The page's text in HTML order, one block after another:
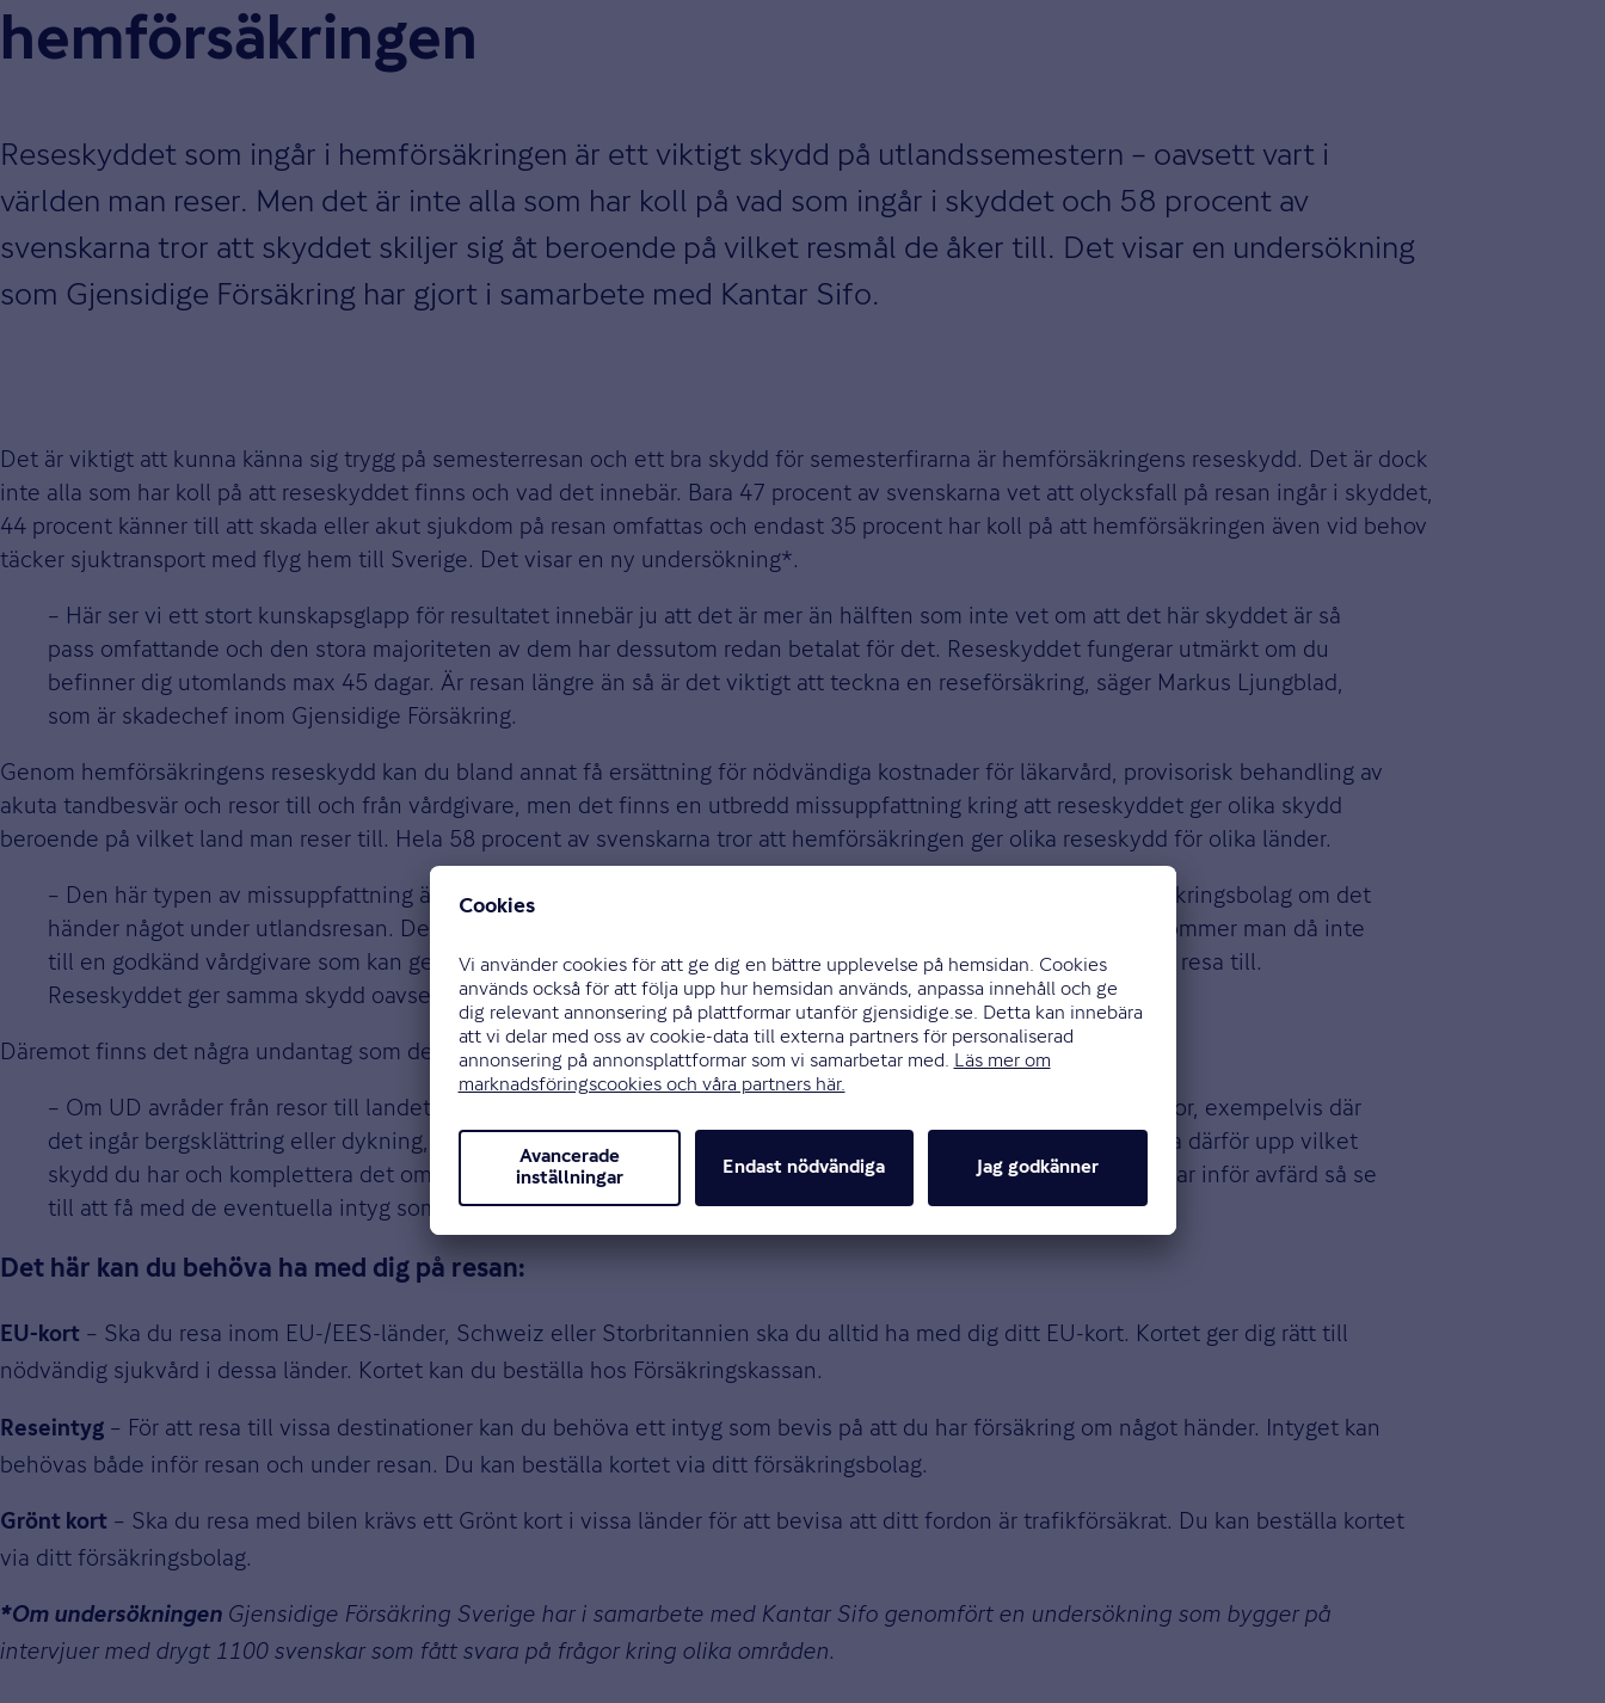
hemförsäkringen
Reseskyddet som ingår i hemförsäkringen är ett viktigt skydd på utlandssemestern – oavsett vart i
världen man reser. Men det är inte alla som har koll på vad som ingår i skyddet och 58 procent av
svenskarna tror att skyddet skiljer sig åt beroende på vilket resmål de åker till. Det visar en undersökning
som Gjensidige Försäkring har gjort i samarbete med Kantar Sifo.
Det är viktigt att kunna känna sig trygg på semesterresan och ett bra skydd för semesterfirarna är hemförsäkringens reseskydd. Det är dock
inte alla som har koll på att reseskyddet finns och vad det innebär. Bara 47 procent av svenskarna vet att olycksfall på resan ingår i skyddet,
44 procent känner till att skada eller akut sjukdom på resan omfattas och endast 35 procent har koll på att hemförsäkringen även vid behov
täcker sjuktransport med flyg hem till Sverige. Det visar en ny undersökning*.
– Här ser vi ett stort kunskapsglapp för resultatet innebär ju att det är mer än hälften som inte vet om att det här skyddet är så
pass omfattande och den stora majoriteten av dem har dessutom redan betalat för det. Reseskyddet fungerar utmärkt om du
befinner dig utomlands max 45 dagar. Är resan längre än så är det viktigt att teckna en reseförsäkring, säger Markus Ljungblad,
som är skadechef inom Gjensidige Försäkring.
Genom hemförsäkringens reseskydd kan du bland annat få ersättning för nödvändiga kostnader för läkarvård, provisorisk behandling av
akuta tandbesvär och resor till och från vårdgivare, men det finns en utbredd missuppfattning kring att reseskyddet ger olika skydd
beroende på vilket land man reser till. Hela 58 procent av svenskarna tror att hemförsäkringen ger olika reseskydd för olika länder.
– Den här typen av missuppfattning är inte bra. Risken är att det leder till att man missar att kontakta sitt försäkringsbolag om det
händer något under utlandsresan. Det i sin tur kan leda till att man söker vård på egen hand och i värsta fall kommer man då inte
till en godkänd vårdgivare som kan ge kvalitativ och prisvärd vård. Det spelar ingen roll vilket land man valt att resa till.
Reseskyddet ger samma skydd oavsett, säger Markus Ljungblad.
Däremot finns det några undantag som det är viktigt att ha koll på.
– Om UD avråder från resor till landet så gäller inte försäkringen och vissa resor som medför ökad risk för skador, exempelvis där
det ingår bergsklättring eller dykning, kräver oftast en tilläggsförsäkring för att skyddet ska vara komplett. Kolla därför upp vilket
skydd du har och komplettera det om du behöver redan innan du packar väskan är mitt råd. När du sedan packar inför avfärd så se
till att få med de eventuella intyg som behövs, säger Markus Ljungblad.
Det här kan du behöva ha med dig på resan:
EU-kort – Ska du resa inom EU-/EES-länder, Schweiz eller Storbritannien ska du alltid ha med dig ditt EU-kort. Kortet ger dig rätt till
nödvändig sjukvård i dessa länder. Kortet kan du beställa hos Försäkringskassan.
Reseintyg – För att resa till vissa destinationer kan du behöva ett intyg som bevis på att du har försäkring om något händer. Intyget kan
behövas både inför resan och under resan. Du kan beställa kortet via ditt försäkringsbolag.
Grönt kort – Ska du resa med bilen krävs ett Grönt kort i vissa länder för att bevisa att ditt fordon är trafikförsäkrat. Du kan beställa kortet
via ditt försäkringsbolag.
*Om undersökningen Gjensidige Försäkring Sverige har i samarbete med Kantar Sifo genomfört en undersökning som bygger på
intervjuer med drygt 1100 svenskar som fått svara på frågor kring olika områden.